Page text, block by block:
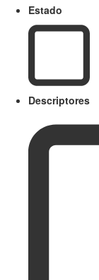
Estado
Descriptores